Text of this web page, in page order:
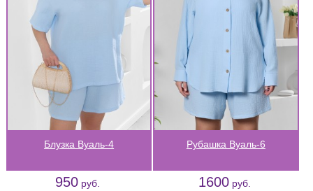
Блузка Вуаль-4
950 руб.
Рубашка Вуаль-6
1600руб.